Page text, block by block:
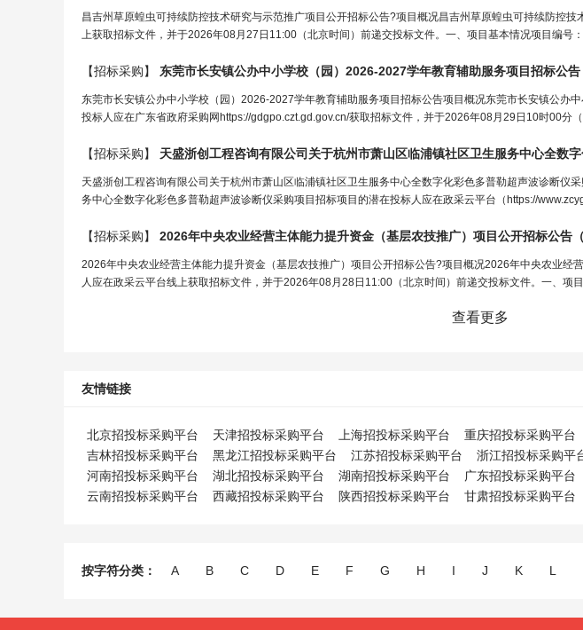
昌吉州草原蝗虫可持续防控技术研究与示范推广项目公开招标公告?项目概况昌吉州草原蝗虫可持续防控
上获取招标文件，并于2026年08月27日11:00（北京时间）前递交投标文件。一、项目基本情况项目编号
【招标采购】 东莞市长安镇公办中小学校（园）2026-2027学年教育辅助服务项目招标公告
东莞市长安镇公办中小学校（园）2026-2027学年教育辅助服务项目招标公告项目概况东莞市长安镇公办
投标人应在广东省政府采购网https://gdgpo.czt.gd.gov.cn/获取招标文件，并于2026年08月29日10时00分（
【招标采购】
天盛浙创工程咨询有限公司关于杭州市萧山区临浦镇社区卫生服务中心全数字化彩色多普勒超声波诊断仪
务中心全数字化彩色多普勒超声波诊断仪采购项目招标项目的潜在投标人应在政采云平台（https://
【招标采购】 2026年中央农业经营主体能力提升资金（基层农技推广）项目公开招标公告（
2026年中央农业经营主体能力提升资金（基层农技推广）项目公开招标公告?项目概况2026年中央农业经
人应在政采云平台线上获取招标文件，并于2026年08月28日11:00（北京时间）前递交投标文件。一、项
查看更多
友情链接
北京招投标采购平台 天津招投标采购平台 上海招投标采购平台 重庆招投标采购平台
吉林招投标采购平台
黑龙江招投标采购平台 江苏招投标采购平台 浙江招投标采购平
河南招投标采购平台
湖北招投标采购平台 湖南招投标采购平台 广东招投标采购平台
云南招投标采购平台
西藏招投标采购平台 陕西招投标采购平台 甘肃招投标采购平台
按字符分类： A B C D E F G H I J K L